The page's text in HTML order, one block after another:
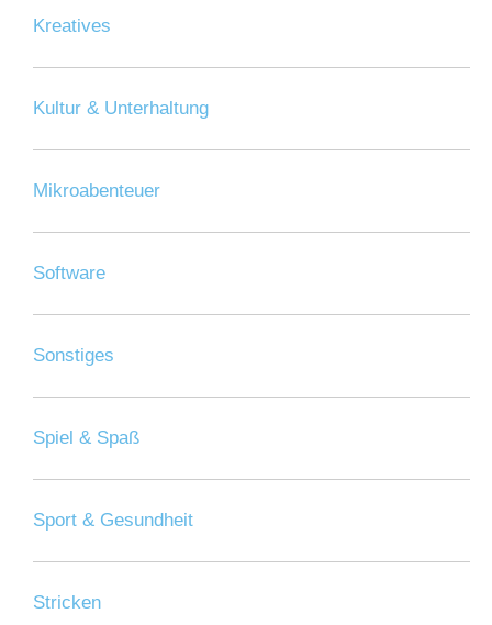
Kreatives
Kultur & Unterhaltung
Mikroabenteuer
Software
Sonstiges
Spiel & Spaß
Sport & Gesundheit
Stricken